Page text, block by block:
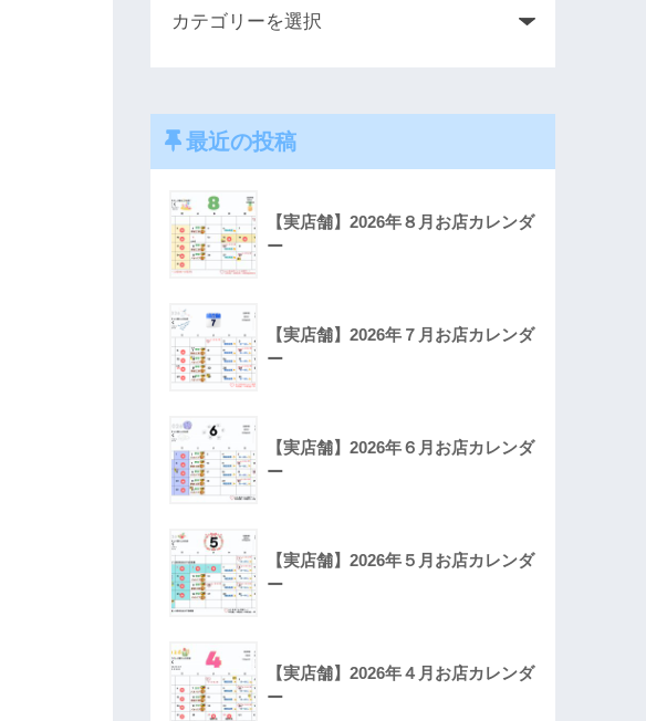
最近の投稿
【実店舗】2026年８月お店カレンダ
ー
【実店舗】2026年７月お店カレンダ
ー
【実店舗】2026年６月お店カレンダ
ー
【実店舗】2026年５月お店カレンダ
ー
【実店舗】2026年４月お店カレンダ
ー